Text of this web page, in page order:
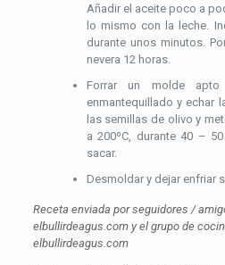
Añadir el aceite poco a
lo mismo con la leche.
durante unos minutos.
nevera 12 horas.
Forrar un molde
enmantequillado y echar
las semillas de olivo y
a 200ºC, durante 40 –
sacar.
Desmoldar y dejar enfriar
Receta enviada por seguidores /
elbullirdeagus.com y el grupo de
elbullirdeagus.com